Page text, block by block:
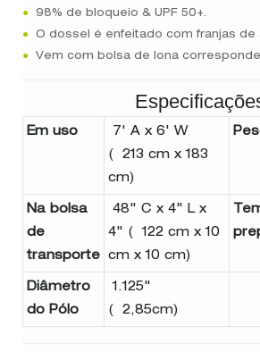
●
98% de bloqueio & UPF 50+.
●
O dossel é enfeitado com franjas de
●
Vem com bolsa de lona
Em uso
7' A x 6' W
( 213 cm x 183
cm)
Na bolsa
de
transporte
48" C x 4" L x
4" ( 122 cm x 10
cm x 10 cm)
Diâmetro
do Pólo
1.125"
( 2,85cm)